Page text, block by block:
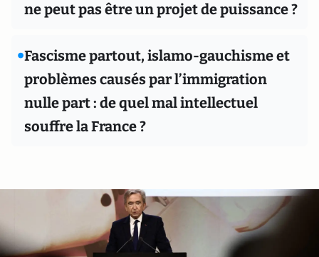
ne peut pas être un projet de puissance ?
•Fascisme partout, islamo-gauchisme et
problèmes causés par l’immigration
nulle part : de quel mal intellectuel
souffre la France ?